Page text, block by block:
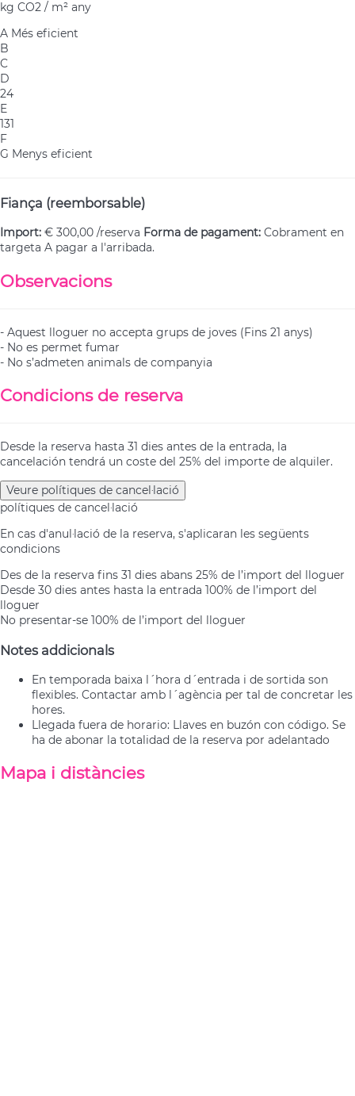
kg CO2 / m² any
A Més eficient
B
C
D
24
E
131
F
G Menys eficient
Fiança (reemborsable)
Import: € 300,00 /reserva Forma de pagament: Cobrament en
targeta A pagar a l'arribada.
Observacions
- Aquest lloguer no accepta grups de joves (Fins 21 anys)
- No es permet fumar
- No s’admeten animals de companyia
Condicions de reserva
Desde la reserva hasta 31 dies antes de la entrada, la
cancelación tendrá un coste del 25% del importe de alquiler.
Veure polítiques de cancel·lació
polítiques de cancel·lació
En cas d'anul·lació de la reserva, s'aplicaran les següents
condicions
Des de la reserva fins 31 dies abans 25% de l’import del lloguer
Desde 30 dies antes hasta la entrada 100% de l’import del
lloguer
No presentar-se 100% de l’import del lloguer
Notes addicionals
En temporada baixa l´hora d´entrada i de sortida son
flexibles. Contactar amb l´agència per tal de concretar les
hores.
Llegada fuera de horario: Llaves en buzón con código. Se
ha de abonar la totalidad de la reserva por adelantado
Mapa i distàncies